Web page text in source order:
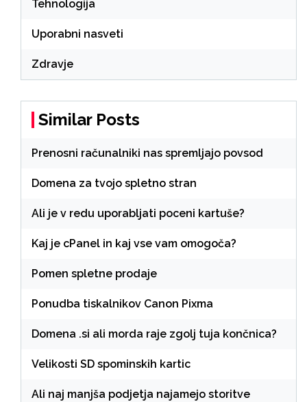
Tehnologija
Uporabni nasveti
Zdravje
Similar Posts
Prenosni računalniki nas spremljajo povsod
Domena za tvojo spletno stran
Ali je v redu uporabljati poceni kartuše?
Kaj je cPanel in kaj vse vam omogoča?
Pomen spletne prodaje
Ponudba tiskalnikov Canon Pixma
Domena .si ali morda raje zgolj tuja končnica?
Velikosti SD spominskih kartic
Ali naj manjša podjetja najamejo storitve